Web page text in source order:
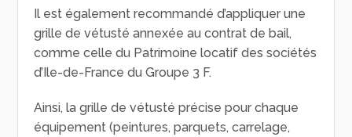
Il est également recommandé d’appliquer une
grille de vétusté annexée au contrat de bail,
comme celle du Patrimoine locatif des sociétés
d’Ile-de-France du Groupe 3 F.
Ainsi, la grille de vétusté précise pour chaque
équipement (peintures, parquets, carrelage,